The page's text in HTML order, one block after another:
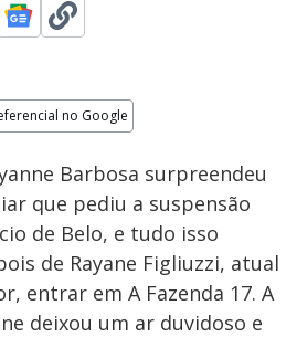
no Google
100.00%
Barbosa surpreendeu
que pediu a suspensão
de Belo, e tudo isso
de Rayane Figliuzzi, atual
entrar em A Fazenda 17. A
deixou um ar duvidoso e